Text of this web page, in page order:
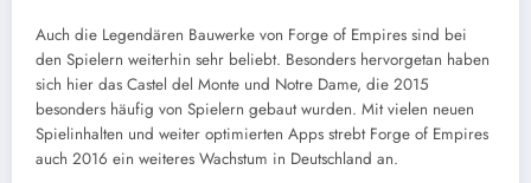
Auch die Legendären Bauwerke von Forge of Empires sind bei
den Spielern weiterhin sehr beliebt. Besonders hervorgetan haben
sich hier das Castel del Monte und Notre Dame, die 2015
besonders häufig von Spielern gebaut wurden. Mit vielen neuen
Spielinhalten und weiter optimierten Apps strebt Forge of Empires
auch 2016 ein weiteres Wachstum in Deutschland an.